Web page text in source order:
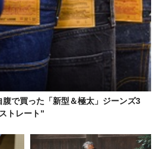
腹で買った「新型＆極太」ジーンズ3
トレート”